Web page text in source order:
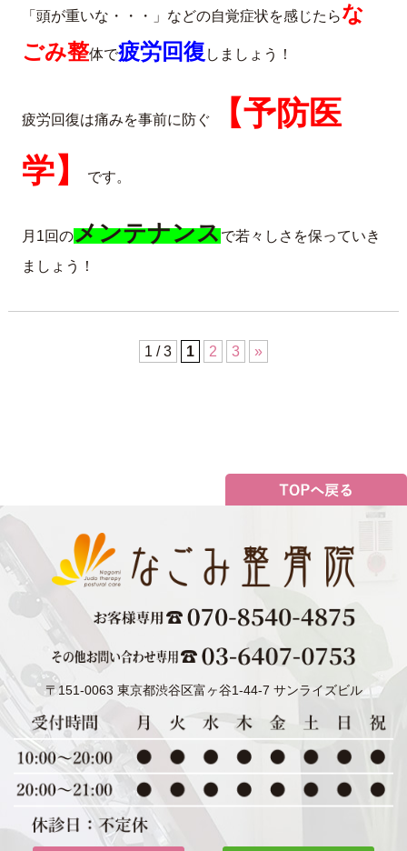
「頭が重いな・・・」などの自覚症状を感じたらな
ごみ整体で疲労回復 しましょう！
疲労回復は痛みを事前に防ぐ
【予防医
学】
です。
月1回のメンテナンスで若々しさを保っていき
ましょう！
1 / 3 1 2 3 »
〒151-0063 東京都渋谷区富ヶ谷1-44-7 サンライズビル